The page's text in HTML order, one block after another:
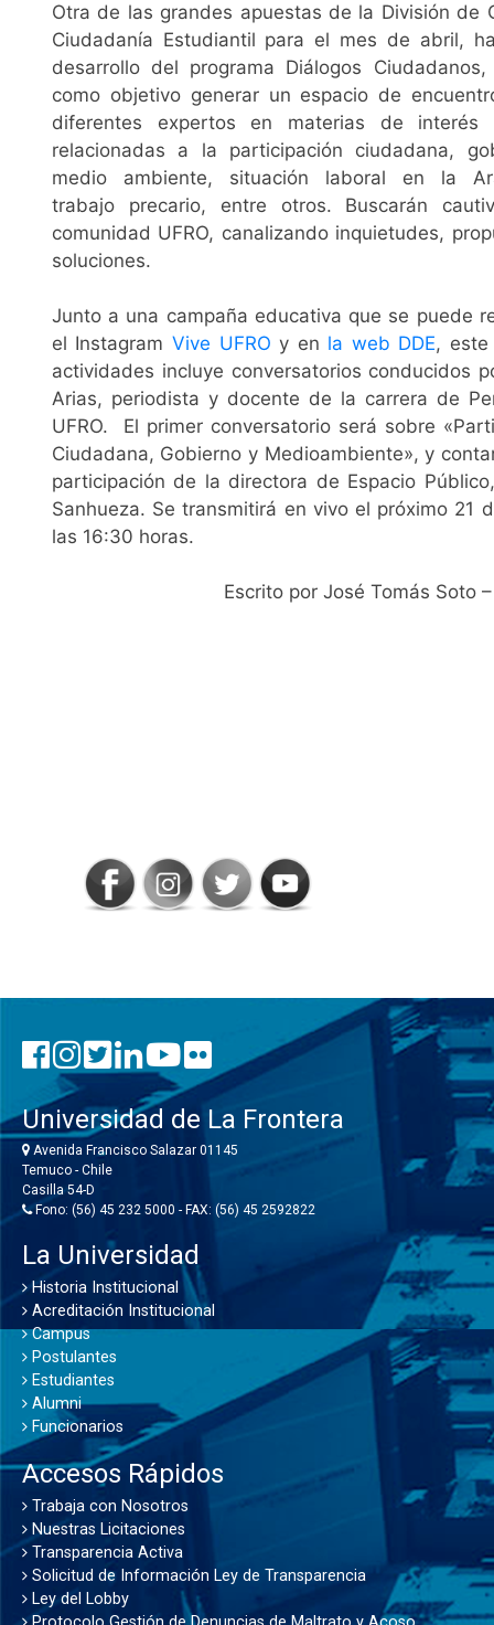
Otra de las grandes apuestas de la División de
Ciudadanía Estudiantil para el mes de abril,
desarrollo del programa Diálogos
como objetivo generar un espacio de
diferentes expertos en materias de interés
relacionadas a la participación ciudadana,
medio ambiente, situación laboral en la
trabajo precario, entre otros. Buscarán
comunidad UFRO, canalizando inquietudes,
soluciones.
Junto a una campaña educativa que se puede
el Instagram Vive UFRO y en la web DDE, este
actividades incluye conversatorios conducidos
Arias, periodista y docente de la carrera de
UFRO. El primer conversatorio será sobre
Ciudadana, Gobierno y Medioambiente», y
participación de la directora de Espacio
Sanhueza. Se transmitirá en vivo el próximo 21
las 16:30 horas.
Escrito por José Tomás Soto
Universidad de La Frontera
Avenida Francisco Salazar 01145
Temuco - Chile
Casilla 54-D
Fono: (56) 45 232 5000 - FAX: (56) 45 2592822
La Universidad
Historia Institucional
Acreditación Institucional
Campus
Postulantes
Estudiantes
Alumni
Funcionarios
Accesos Rápidos
Trabaja con Nosotros
Nuestras Licitaciones
Transparencia Activa
Solicitud de Información Ley de Transparencia
Ley del Lobby